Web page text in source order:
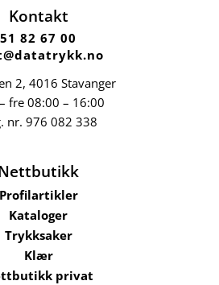
Kontakt
51 82 67 00
2, 4016 Stavanger
fre 08:00 – 16:00
nr. 976 082 338
Profilartikler
Kataloger
Trykksaker
Klær
privat